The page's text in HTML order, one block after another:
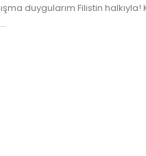
duygularım Filistin halkıyla!
…